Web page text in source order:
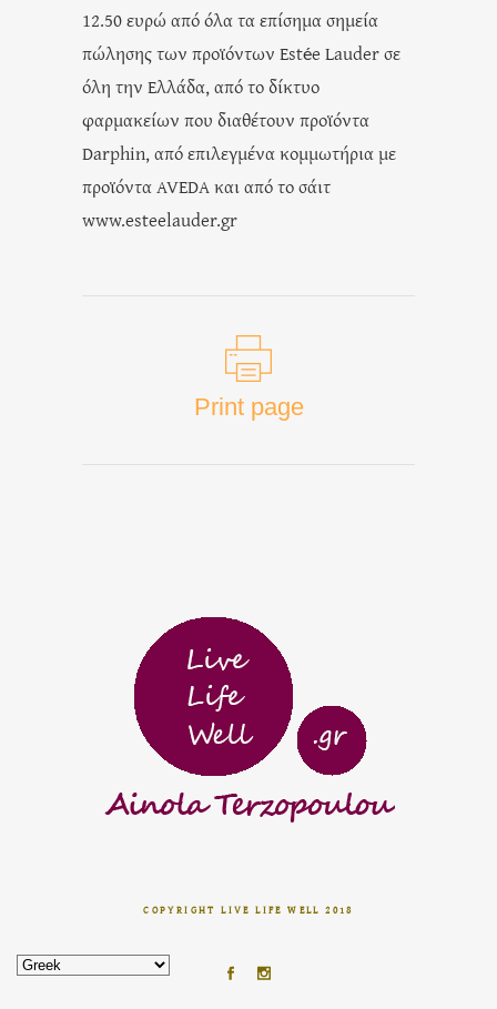
12.50 ευρώ από όλα τα επίσημα σημεία
πώλησης των προϊόντων Estée Lauder σε
όλη την Ελλάδα, από το δίκτυο
φαρμακείων που διαθέτουν προϊόντα
Darphin, από επιλεγμένα κομμωτήρια με
προϊόντα AVEDA και από το σάιτ
www.esteelauder.gr
Print page
COPYRIGHT LIVE LIFE WELL 2018